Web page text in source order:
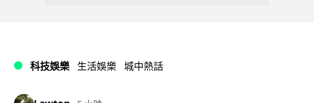
科技娛樂 生活娛樂 城中熱話